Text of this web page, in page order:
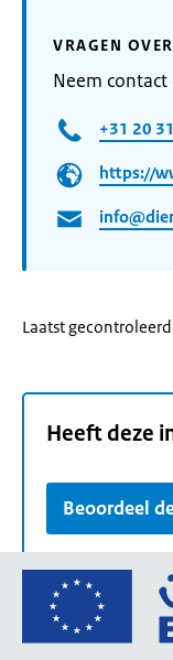
VRAGEN
Neem
+31 20
https://
Laatst
Heeft deze
Beoordeel